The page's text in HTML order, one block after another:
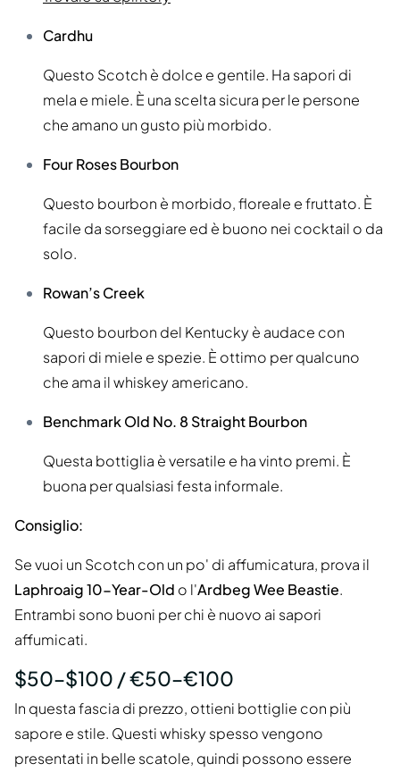
Cardhu
Questo Scotch è dolce e gentile. Ha sapori di
mela e miele. È una scelta sicura per le persone
che amano un gusto più morbido.
Four Roses Bourbon
Questo bourbon è morbido, floreale e fruttato. È
facile da sorseggiare ed è buono nei cocktail o da
solo.
Rowan’s Creek
Questo bourbon del Kentucky è audace con
sapori di miele e spezie. È ottimo per qualcuno
che ama il whiskey americano.
Benchmark Old No. 8 Straight Bourbon
Questa bottiglia è versatile e ha vinto premi. È
buona per qualsiasi festa informale.
Consiglio:
Se vuoi un Scotch con un po' di affumicatura, prova il
Laphroaig 10-Year-Old o l'Ardbeg Wee Beastie.
Entrambi sono buoni per chi è nuovo ai sapori
affumicati.
$50–$100 / €50–€100
In questa fascia di prezzo, ottieni bottiglie con più
sapore e stile. Questi whisky spesso vengono
presentati in belle scatole, quindi possono essere